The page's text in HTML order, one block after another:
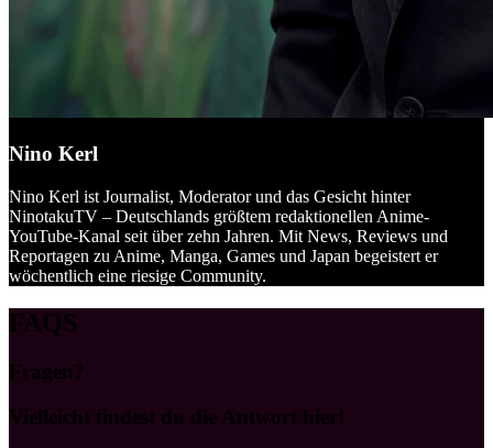
Nino Kerl
Nino Kerl ist Journalist, Moderator und das Gesicht hinter
NinotakuTV – Deutschlands größtem redaktionellen Anime-
YouTube-Kanal seit über zehn Jahren. Mit News, Reviews und
Reportagen zu Anime, Manga, Games und Japan begeistert er
wöchentlich eine riesige Community.
FAQS
Fragen?
Vielleicht findest du die Antwort hier!